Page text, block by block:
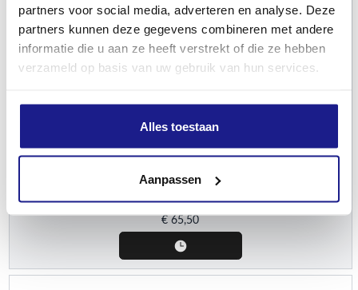
partners voor social media, adverteren en analyse. Deze
partners kunnen deze gegevens combineren met andere
informatie die u aan ze heeft verstrekt of die ze hebben
verzameld op basis van uw gebruik van hun services.
Alles toestaan
Aanpassen
€ 65,50